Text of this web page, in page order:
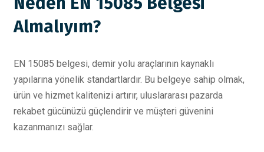
Almalıyım?
EN 15085 belgesi, demir yolu araçlarının kaynaklı
yapılarına yönelik standartlardır. Bu belgeye sahip olmak,
ürün ve hizmet kalitenizi artırır, uluslararası pazarda
rekabet gücünüzü güçlendirir ve müşteri güvenini
kazanmanızı sağlar.